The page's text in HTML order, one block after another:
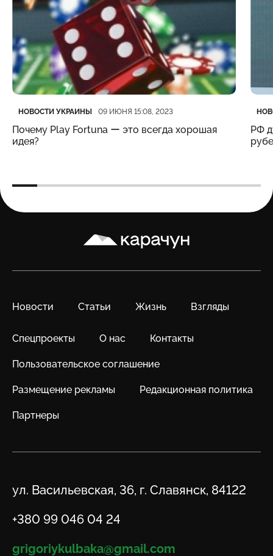
Категория
НОВОСТИ УКРАИНЫ
Дата публикации 09 ИЮНЯ 15:08, 2023
Почему Play Fortuna ー это всегда хорошая
идея?
РФ
Карачун
Новости Статьи Жизнь Взгляды
Спецпроекты О нас Контакты
Пользовательское соглашение
Размещение рекламы Редакционная политика
Партнеры
Адрес
ул. Васильевская, 36, г. Славянск, 84122
Телефон
+380 99 046 04 24
Email
grigoriykulbaka@gmail.com